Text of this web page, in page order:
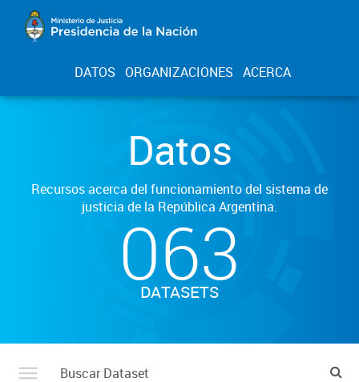
DATOS ORGANIZACIONES ACERCA
Datos
Recursos acerca del funcionamiento del sistema de
justicia de la República Argentina.
063
DATASETS